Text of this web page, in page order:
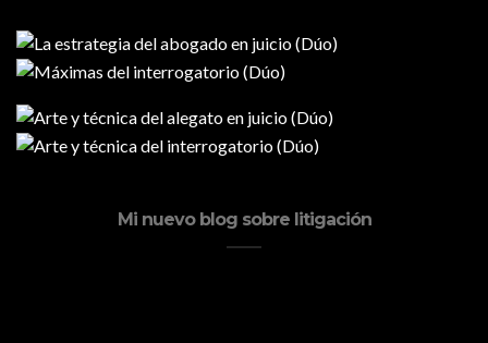
Mi nuevo blog sobre litigación